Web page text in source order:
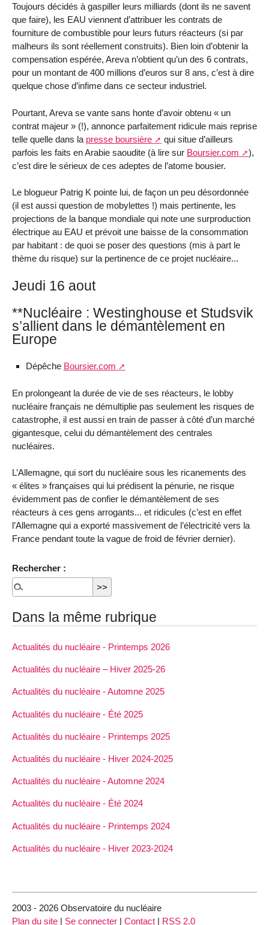
Toujours décidés à gaspiller leurs milliards (dont ils ne savent
que faire), les EAU viennent d’attribuer les contrats de
fourniture de combustible pour leurs futurs réacteurs (si par
malheurs ils sont réellement construits). Bien loin d’obtenir la
compensation espérée, Areva n’obtient qu’un des 6 contrats,
pour un montant de 400 millions d’euros sur 8 ans, c’est à dire
quelque chose d’infime dans ce secteur industriel.
Pourtant, Areva se vante sans honte d’avoir obtenu « un
contrat majeur » (!), annonce parfaitement ridicule mais reprise
telle quelle dans la presse boursière
qui situe d’ailleurs
parfois les faits en Arabie saoudite (à lire sur Boursier.com
),
c’est dire le sérieux de ces adeptes de l’atome bousier.
Le blogueur Patrig K pointe lui, de façon un peu désordonnée
(il est aussi question de mobylettes !) mais pertinente, les
projections de la banque mondiale qui note une surproduction
électrique au EAU et prévoit une baisse de la consommation
par habitant : de quoi se poser des questions (mis à part le
thème du risque) sur la pertinence de ce projet nucléaire...
Jeudi 16 aout
**Nucléaire : Westinghouse et Studsvik
s’allient dans le démantèlement en
Europe
Dépêche Boursier.com
En prolongeant la durée de vie de ses réacteurs, le lobby
nucléaire français ne démultiplie pas seulement les risques de
catastrophe, il est aussi en train de passer à côté d’un marché
gigantesque, celui du démantèlement des centrales
nucléaires.
L’Allemagne, qui sort du nucléaire sous les ricanements des
« élites » françaises qui lui prédisent la pénurie, ne risque
évidemment pas de confier le démantèlement de ses
réacteurs à ces gens arrogants... et ridicules (c’est en effet
l’Allemagne qui a exporté massivement de l’électricité vers la
France pendant toute la vague de froid de février dernier).
Rechercher :
Dans la même rubrique
Actualités du nucléaire - Printemps 2026
Actualités du nucléaire – Hiver 2025-26
Actualités du nucléaire - Automne 2025
Actualités du nucléaire - Été 2025
Actualités du nucléaire - Printemps 2025
Actualités du nucléaire - Hiver 2024-2025
Actualités du nucléaire - Automne 2024
Actualités du nucléaire - Été 2024
Actualités du nucléaire - Printemps 2024
Actualités du nucléaire - Hiver 2023-2024
2003 - 2026 Observatoire du nucléaire
Plan du site | Se connecter | Contact | RSS 2.0